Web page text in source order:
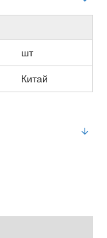
шт
Китай